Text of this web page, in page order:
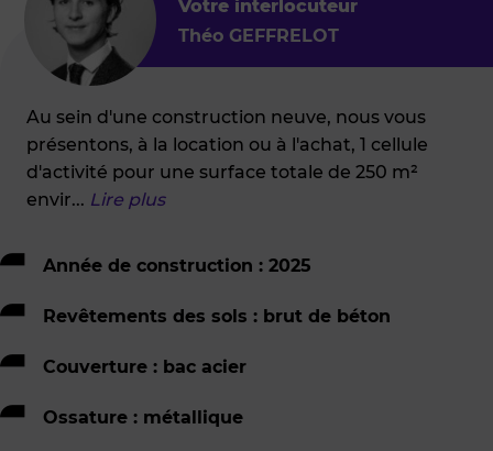
Votre interlocuteur
Théo GEFFRELOT
Au sein d'une construction neuve, nous vous
présentons, à la location ou à l'achat, 1 cellule
d'activité pour une surface totale de 250 m²
envir... Lire plus
Année de construction : 2025
Revêtements des sols : brut de béton
Couverture : bac acier
Ossature : métallique